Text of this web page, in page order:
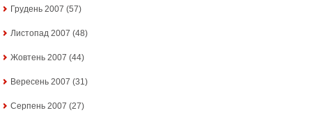
Грудень 2007 (57)
Листопад 2007 (48)
Жовтень 2007 (44)
Вересень 2007 (31)
Серпень 2007 (27)